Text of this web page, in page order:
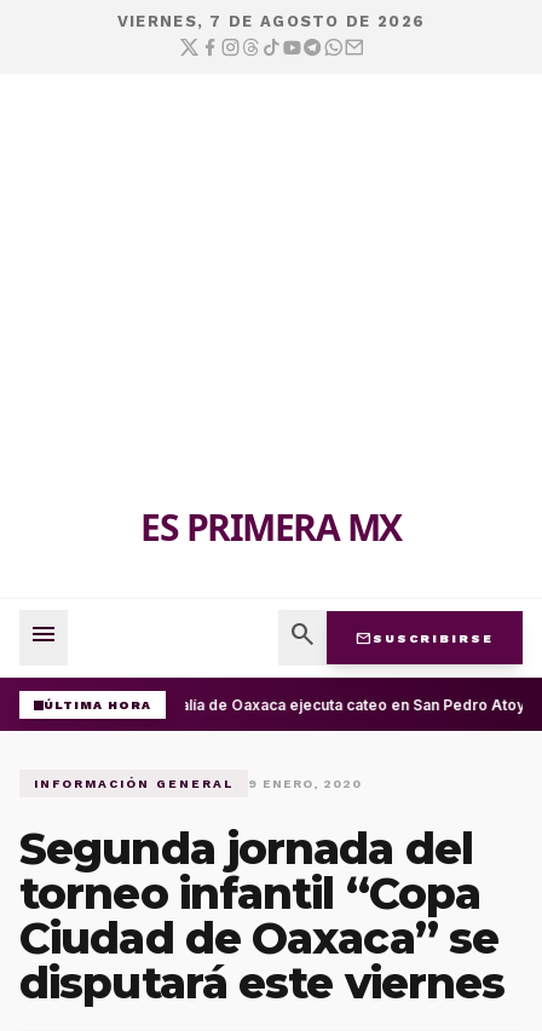
VIERNES, 7 DE AGOSTO DE 2026
ES PRIMERA MX
menu search mail SUSCRIBIRSE
ÚLTIMA HORAFiscalía de Oaxaca ejecuta cateo en San Pedro
INFORMACIÓN GENERAL 9 ENERO, 2020
Segunda jornada del
torneo infantil “Copa
Ciudad de Oaxaca” se
disputará este viernes